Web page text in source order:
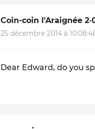
Coin-coin l'Araignée
25 décembre 2014 à
Dear Edward, do you